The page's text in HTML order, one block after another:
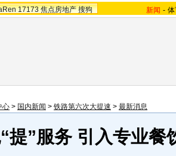
17173 焦点房地产 搜狗 新闻 -
心 > 国内新闻 > 铁路第六次大提速 > 最新消息
提”服务 引入专业餐